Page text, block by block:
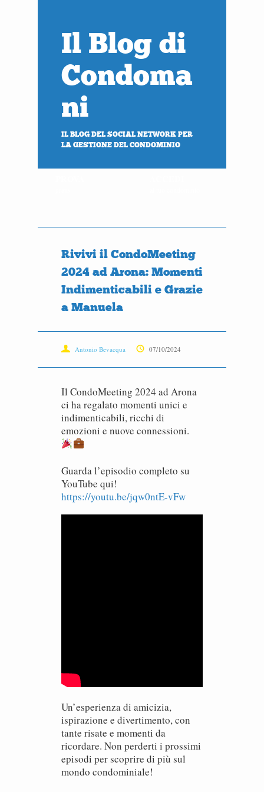
Il Blog di
Condoma
ni
IL BLOG DEL SOCIAL NETWORK PER
LA GESTIONE DEL CONDOMINIO
Rivivi il CondoMeeting
2024 ad Arona: Momenti
Indimenticabili e Grazie
a Manuela
Antonio Bevacqua 07/10/2024
Il CondoMeeting 2024 ad Arona
ci ha regalato momenti unici e
indimenticabili, ricchi di
emozioni e nuove connessioni.
Guarda l’episodio completo su
YouTube qui!
https://youtu.be/jqw0ntE-vFw
Un’esperienza di amicizia,
ispirazione e divertimento, con
tante risate e momenti da
ricordare. Non perderti i prossimi
episodi per scoprire di più sul
mondo condominiale!